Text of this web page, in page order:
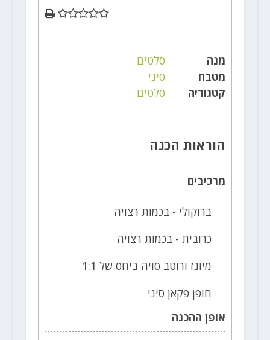
מנה
סלטים
מטבח
סיני
קטגוריה
סלטים
הוראות הכנה
מרכיבים
ברוקולי - בכמות רצויה
כרובית - בכמות רצויה
מיונז ורוטב סויה ביחס של 1:1
חופן פקאן סיני
אופן ההכנה